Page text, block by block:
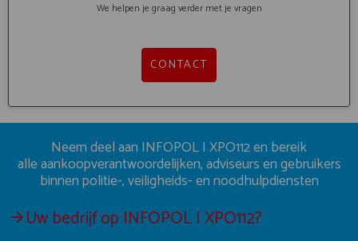
We helpen je graag verder met je vragen
CONTACT
Neem deel aan INFOPOL I XPO112 en bereik
alle aankoopverantwoordelijken, adviseurs en gebruikers
binnen politie-, veiligheids- en noodhulpdiensten
Uw bedrijf op INFOPOL I XPO112?